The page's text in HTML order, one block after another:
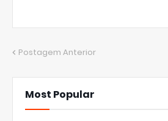
Postagem Anterior
Most Popular